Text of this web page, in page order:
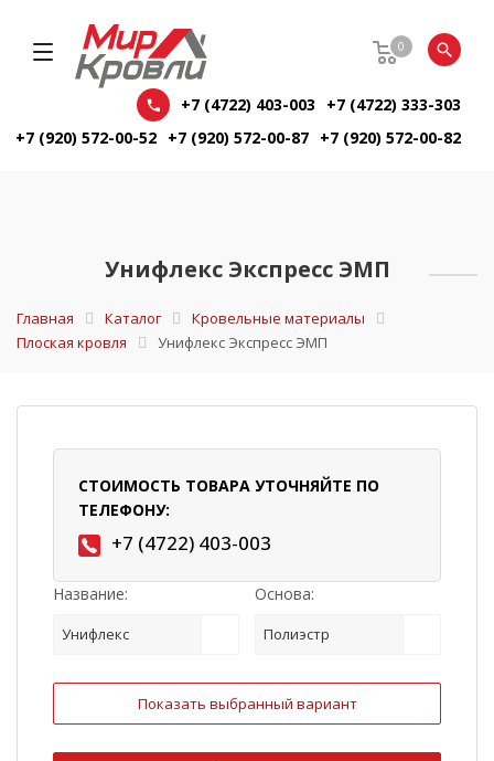
0
+7 (4722) 403-003
+7 (4722) 333-303
+7 (920) 572-00-52 +7 (920) 572-00-87 +7 (920) 572-00-82
Унифлекс Экспресс ЭМП
Главная Каталог
Кровельные материалы
Плоская кровля
Унифлекс Экспресс ЭМП
СТОИМОСТЬ ТОВАРА УТОЧНЯЙТЕ ПО
ТЕЛЕФОНУ:
+7 (4722) 403-003
Название:
Унифлекс
Основа:
Полиэстр
Показать выбранный вариант